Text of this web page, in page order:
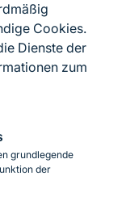
Cookies.
Dienste der
zum
grundlegende
der